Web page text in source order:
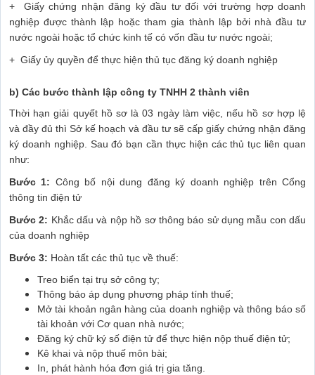
+ Giấy chứng nhận đăng ký đầu tư đối với trường hợp doanh
nghiệp được thành lập hoặc tham gia thành lập bởi nhà đầu tư
nước ngoài hoặc tổ chức kinh tế có vốn đầu tư nước ngoài;
+ Giấy ủy quyền để thực hiện thủ tục đăng ký doanh nghiệp
b) Các bước thành lập công ty TNHH 2 thành viên
Thời hạn giải quyết hồ sơ là 03 ngày làm việc, nếu hồ sơ hợp lệ
và đầy đủ thì Sở kế hoạch và đầu tư sẽ cấp giấy chứng nhận đăng
ký doanh nghiệp. Sau đó bạn cần thực hiện các thủ tục liên quan
như:
Bước 1: Công bố nội dung đăng ký doanh nghiệp trên Cổng
thông tin điện tử
Bước 2: Khắc dấu và nộp hồ sơ thông báo sử dụng mẫu con dấu
của doanh nghiệp
Bước 3: Hoàn tất các thủ tục về thuế:
Treo biển tại trụ sở công ty;
Thông báo áp dụng phương pháp tính thuế;
Mở tài khoản ngân hàng của doanh nghiệp và thông báo số
tài khoản với Cơ quan nhà nước;
Đăng ký chữ ký số điện tử để thực hiện nộp thuế điện tử;
Kê khai và nộp thuế môn bài;
In, phát hành hóa đơn giá trị gia tăng.